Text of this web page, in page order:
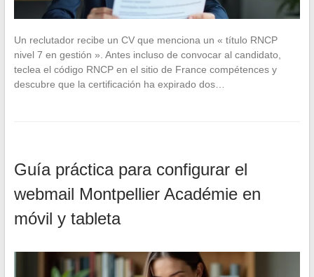
Un reclutador recibe un CV que menciona un « título RNCP
nivel 7 en gestión ». Antes incluso de convocar al candidato,
teclea el código RNCP en el sitio de France compétences y
descubre que la certificación ha expirado dos…
Guía práctica para configurar el
webmail Montpellier Académie en
móvil y tableta